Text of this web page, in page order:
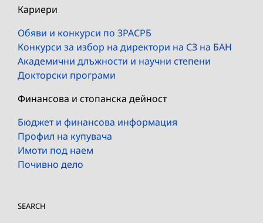
Кариери
Обяви и конкурси по ЗРАСРБ
Конкурси за избор на директори на СЗ на БАН
Академични длъжности и научни степени
Докторски програми
Финансова и стопанска дейност
Бюджет и финансова информация
Профил на купувача
Имоти под наем
Почивно дело
SEARCH